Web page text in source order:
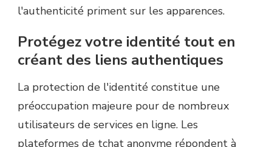
l'authenticité priment sur les apparences.
Protégez votre identité tout en
créant des liens authentiques
La protection de l'identité constitue une
préoccupation majeure pour de nombreux
utilisateurs de services en ligne. Les
plateformes de tchat anonyme répondent à